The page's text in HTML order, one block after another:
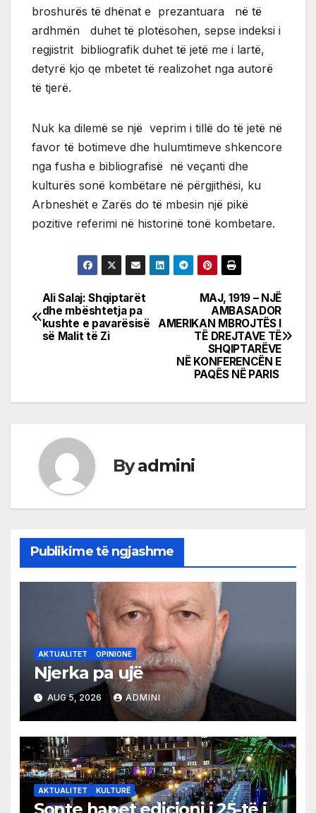
broshurës të dhënat e prezantuara në të
ardhmën duhet të plotësohen, sepse indeksi i
regjistrit bibliografik duhet të jetë me i lartë,
detyrë kjo qe mbetet të realizohet nga autorë
të tjerë.
Nuk ka dilemë se një veprim i tillë do të jetë në
favor të botimeve dhe hulumtimeve shkencore
nga fusha e bibliografisë në veçanti dhe
kulturës sonë kombëtare në përgjithësi, ku
Arbneshët e Zarës do të mbesin një pikë
pozitive referimi në historinë tonë kombetare.
Post
navigation
MAJ, 1919 – NJË
AMBASADOR
AMERIKAN MBROJTËS I
TË DREJTAVE TË
SHQIPTARËVE
NË KONFERENCËN E
PAQËS NË PARIS
Ali Salaj: Shqiptarët
dhe mbështetja pa
kushte e pavarësisë
së Malit të Zi
Byadmini
Publikime të ngjashme
AKTUALITET OPINIONE
Njerka pa ujë
AUG 5, 2026 ADMINI
AKTUALITET KULTURË